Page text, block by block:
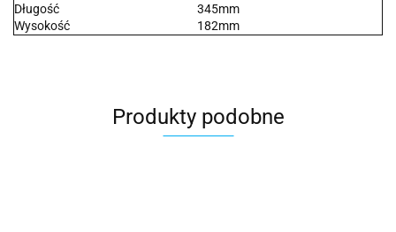
Długość
345mm
Wysokość
182mm
Produkty podobne